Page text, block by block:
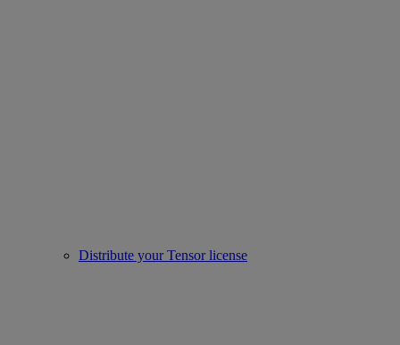
Distribute your Tensor license